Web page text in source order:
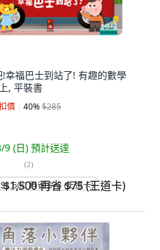
!幸福巴士到站了! 有趣的數學
, 平裝書
價 40%$285
9 (日) 預計送達
(2)
再省 $75 (王道卡)